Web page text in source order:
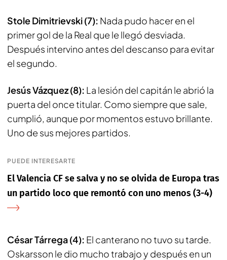
Stole Dimitrievski (7): Nada pudo hacer en el
primer gol de la Real que le llegó desviada.
Después intervino antes del descanso para evitar
el segundo.
Jesús Vázquez (8): La lesión del capitán le abrió la
puerta del once titular. Como siempre que sale,
cumplió, aunque por momentos estuvo brillante.
Uno de sus mejores partidos.
PUEDE INTERESARTE
El Valencia CF se salva y no se olvida de Europa tras
un partido loco que remontó con uno menos (3-4)
César Tárrega (4): El canterano no tuvo su tarde.
Oskarsson le dio mucho trabajo y después en un